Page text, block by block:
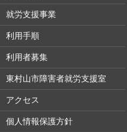
就労支援事業
利用手順
利用者募集
東村山市障害者就労支援室
アクセス
個人情報保護方針